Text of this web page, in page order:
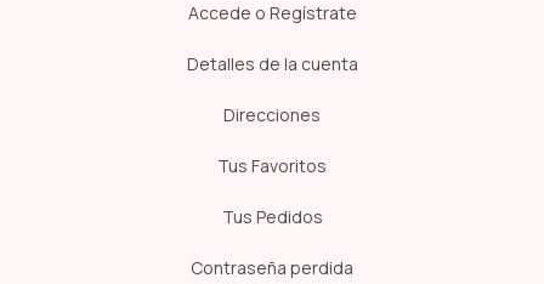
Accede o Regístrate
Detalles de la cuenta
Direcciones
Tus Favoritos
Tus Pedidos
Contraseña perdida